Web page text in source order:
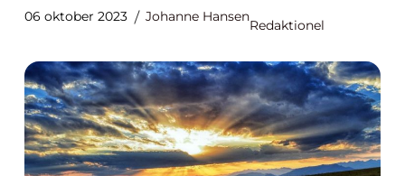
06 oktober 2023 Johanne Hansen
Redaktionel